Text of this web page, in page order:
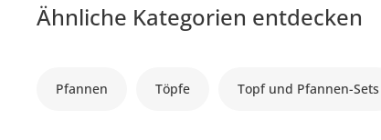
Ähnliche Kategorien entdecken
Pfannen Töpfe Topf und Pfannen-Sets